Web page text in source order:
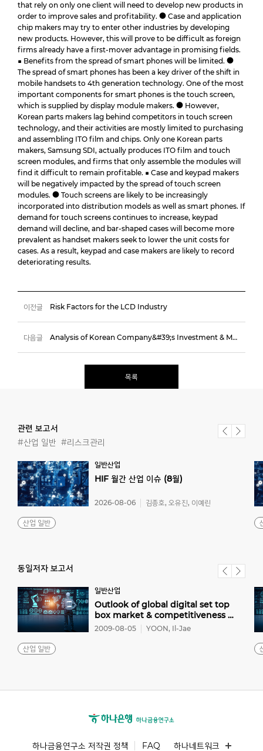
that rely on only one client will need to develop new products in
order to improve sales and profitability. ● Case and application
chip makers may try to enter other industries by developing
new products. However, this will prove to be difficult as foreign
firms already have a first-mover advantage in promising fields.
■ Benefits from the spread of smart phones will be limited. ●
The spread of smart phones has been a key driver of the shift in
mobile handsets to 4th generation technology. One of the most
important components for smart phones is the touch screen,
which is supplied by display module makers. ● However,
Korean parts makers lag behind competitors in touch screen
technology, and their activities are mostly limited to purchasing
and assembling ITO film and chips. Only one Korean parts
makers, Samsung SDI, actually produces ITO film and touch
screen modules, and firms that only assemble the modules will
find it difficult to remain profitable. ■ Case and keypad makers
will be negatively impacted by the spread of touch screen
modules. ● Touch screens are likely to be increasingly
incorporated into distribution models as well as smart phones. If
demand for touch screens continues to increase, keypad
demand will decline, and bar-shaped cases will become more
prevalent as handset makers seek to lower the unit costs for
cases. As a result, keypad and case makers are likely to record
deteriorating results.
이전글 Risk Factors for the LCD Industry
다음글 Analysis of Korean Company&#39;s Investment & Main Industry (TextileㆍClothes) in Vietnam
목록
관련 보고서
#산업 일반 #리스크관리
일반산업
HIF 월간 산업 이슈 (8월)
산업 일반
2026-08-06 김종호, 오유진, 이예린
동일저자 보고서
일반산업
Outlook of global digital set top
box market & competitiveness analysis of Korean set top box makers
산업 일반
2009-08-05 YOON, Il-Jae
하나금융연구소 저작권 정책 FAQ 하나네트워크